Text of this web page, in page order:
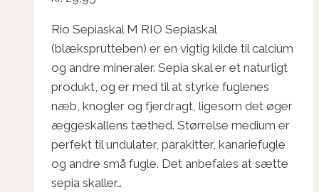
Rio Sepiaskal M RIO Sepiaskal
(blæksprutteben) er en vigtig kilde til calcium
og andre mineraler. Sepia skal er et naturligt
produkt, og er med til at styrke fuglenes
næb, knogler og fjerdragt, ligesom det øger
æggeskallens tæthed. Størrelse medium er
perfekt til undulater, parakitter, kanariefugle
og andre små fugle. Det anbefales at sætte
sepia skaller…